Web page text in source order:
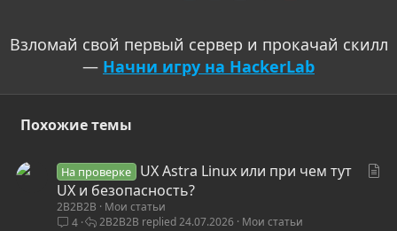
Взломай свой первый сервер и прокачай скилл
— Начни игру на HackerLab
Похожие темы
На проверке
UX Astra Linux или при чем тут
UX и безопасность?
2B2B2B
Мои статьи
4
Мои статьи
24.07.2026
2B2B2B